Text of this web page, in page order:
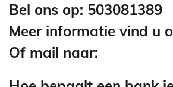
Bel ons op: 503081389
Meer informatie vind u
Of mail naar: